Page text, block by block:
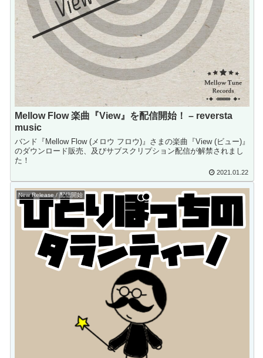
Mellow Flow 楽曲『View』を配信開始！ – reversta
music
バンド『Mellow Flow (メロウ フロウ)』さまの楽曲『View (ビュー)』
のダウンロード販売、及びサブスクリプション配信が解禁されまし
た！
2021.01.22
New Release / 配信開始